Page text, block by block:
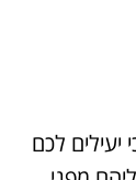
לכם